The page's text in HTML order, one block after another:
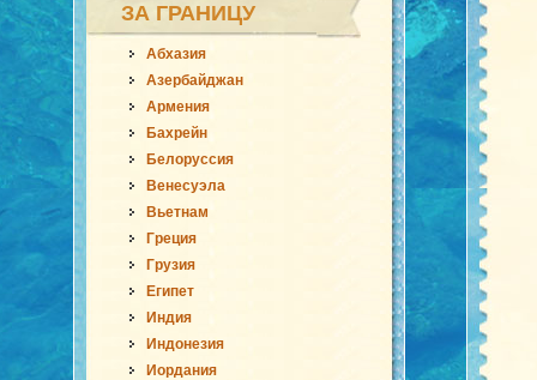
ЗА ГРАНИЦУ
Абхазия
Азербайджан
Армения
Бахрейн
Белоруссия
Венесуэла
Вьетнам
Греция
Грузия
Египет
Индия
Индонезия
Иордания